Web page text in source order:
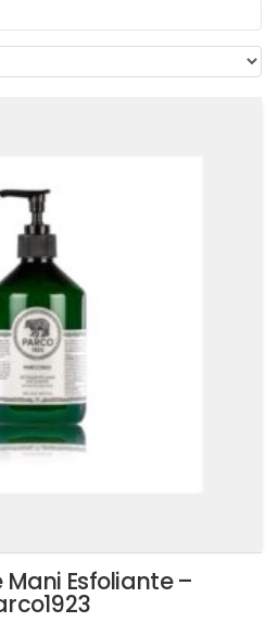
Esfoliante –